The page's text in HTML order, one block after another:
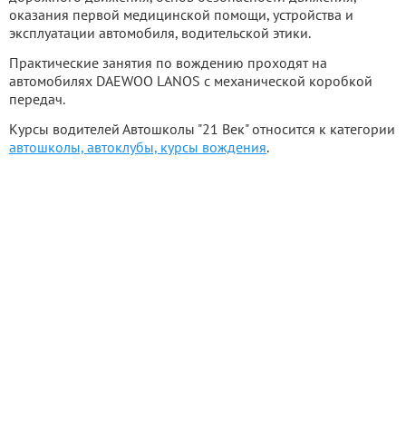
оказания первой медицинской помощи, устройства и
эксплуатации автомобиля, водительской этики.
Практические занятия по вождению проходят на
автомобилях DAEWOO LANOS с механической коробкой
передач.
Курсы водителей Автошколы "21 Век" относится к категории
автошколы, автоклубы, курсы вождения.